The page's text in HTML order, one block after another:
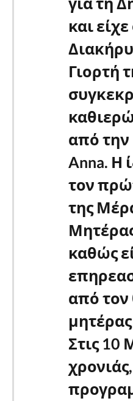
και
Γιορτή
από την
Anna. Η
τον
της
καθώς
από τον
Στις 10